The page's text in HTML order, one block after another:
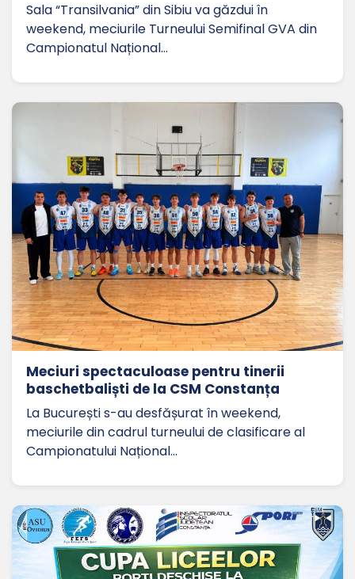
Sala “Transilvania” din Sibiu va găzdui în
weekend, meciurile Turneului Semifinal GVA din
Campionatul Național…
Meciuri spectaculoase pentru tinerii
baschetbaliști de la CSM Constanța
La București s-au desfășurat în weekend,
meciurile din cadrul turneului de clasificare al
Campionatului Național…